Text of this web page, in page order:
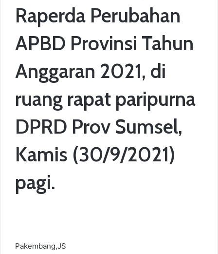
Raperda Perubahan
APBD Provinsi Tahun
Anggaran 2021, di
ruang rapat paripurna
DPRD Prov Sumsel,
Kamis (30/9/2021)
pagi.
Pakembang,JS